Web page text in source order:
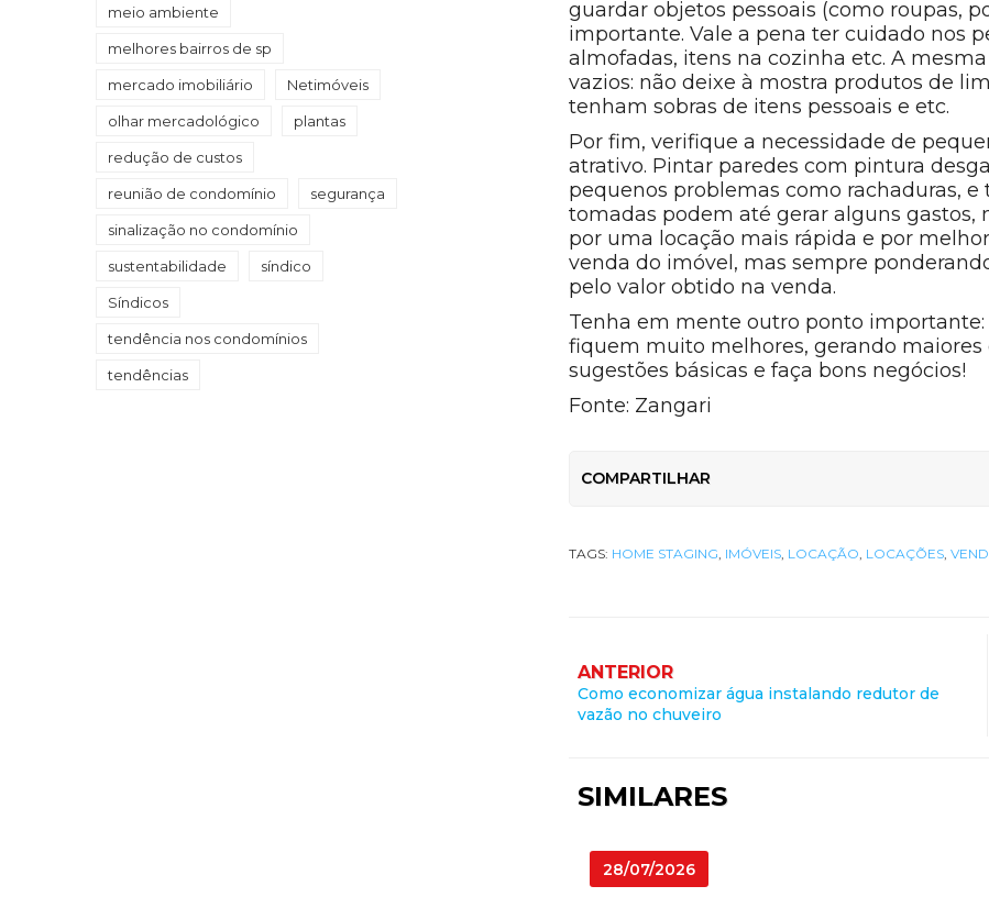
guardar objetos pessoais (como roupas,
importante. Vale a pena ter cuidado nos
almofadas, itens na cozinha etc. A
vazios: não deixe à mostra produtos de
tenham sobras de itens pessoais e etc.
Por fim, verifique a necessidade de
atrativo. Pintar paredes com pintura
pequenos problemas como rachaduras,
tomadas podem até gerar alguns
por uma locação mais rápida e por
venda do imóvel, mas sempre
pelo valor obtido na venda.
Tenha em mente outro ponto
fiquem muito melhores, gerando
sugestões básicas e faça bons negócios!
Fonte: Zangari
COMPARTILHAR
TAGS: HOME STAGING IMÓVEIS LOCAÇÃO LOCAÇÕES ,
ANTERIOR
Como economizar água instalando redutor de
vazão no chuveiro
SIMILARES
28/07/2026
meio ambiente
melhores bairros de sp
mercado imobiliário Netimóveis
olhar mercadológico plantas
redução de custos
reunião de condomínio segurança
sinalização no condomínio
sustentabilidade síndico
Síndicos
tendência nos condomínios
tendências